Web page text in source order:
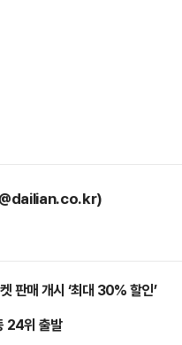
판매 개시 ‘최대 30% 할인’
24위 출발